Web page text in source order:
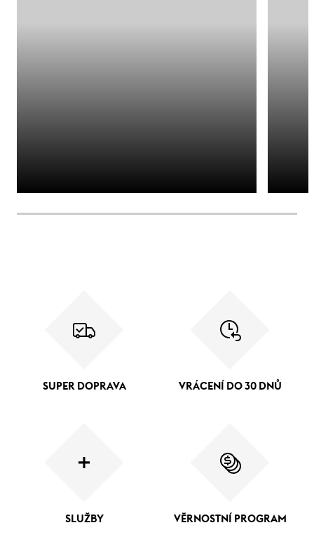
SUPER DOPRAVA VRÁCENÍ DO 30 DNŮ
SLUŽBY VĚRNOSTNÍ PROGRAM